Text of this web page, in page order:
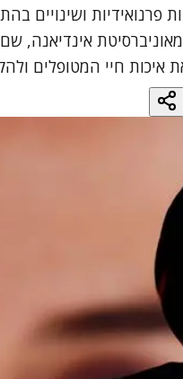
אינדיאנה,
איכות חיי המטופלים